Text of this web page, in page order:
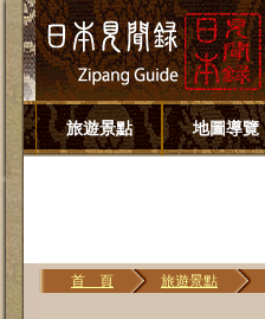
旅遊景點 地圖導覽
首 頁 旅遊景點